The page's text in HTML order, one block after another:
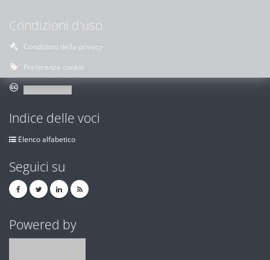
Condizioni d'uso
Condizioni della privacy
Preferenze cookie
Indice delle voci
Elenco alfabetico
Seguici su
Powered by